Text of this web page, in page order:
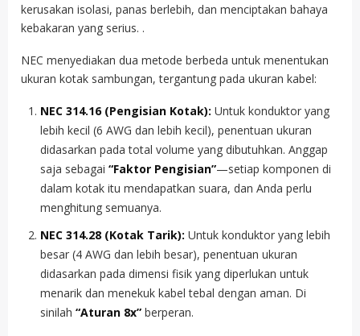
kerusakan isolasi, panas berlebih, dan menciptakan bahaya
kebakaran yang serius. .
NEC menyediakan dua metode berbeda untuk menentukan
ukuran kotak sambungan, tergantung pada ukuran kabel:
NEC 314.16 (Pengisian Kotak): Untuk konduktor yang
lebih kecil (6 AWG dan lebih kecil), penentuan ukuran
didasarkan pada total volume yang dibutuhkan. Anggap
saja sebagai “Faktor Pengisian”—setiap komponen di
dalam kotak itu mendapatkan suara, dan Anda perlu
menghitung semuanya.
NEC 314.28 (Kotak Tarik): Untuk konduktor yang lebih
besar (4 AWG dan lebih besar), penentuan ukuran
didasarkan pada dimensi fisik yang diperlukan untuk
menarik dan menekuk kabel tebal dengan aman. Di
sinilah “Aturan 8x” berperan.